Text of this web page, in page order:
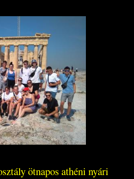
ötnapos athéni nyári